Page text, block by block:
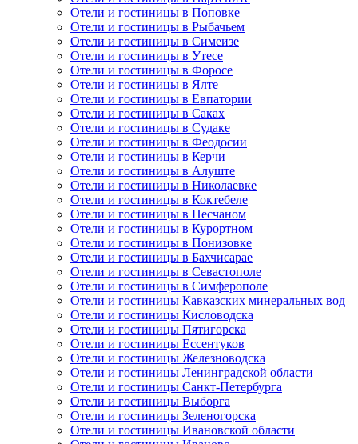
Отели и гостиницы в Поповке
Отели и гостиницы в Рыбачьем
Отели и гостиницы в Симеизе
Отели и гостиницы в Утесе
Отели и гостиницы в Форосе
Отели и гостиницы в Ялте
Отели и гостиницы в Евпатории
Отели и гостиницы в Саках
Отели и гостиницы в Судаке
Отели и гостиницы в Феодосии
Отели и гостиницы в Керчи
Отели и гостиницы в Алуште
Отели и гостиницы в Николаевке
Отели и гостиницы в Коктебеле
Отели и гостиницы в Песчаном
Отели и гостиницы в Курортном
Отели и гостиницы в Понизовке
Отели и гостиницы в Бахчисарае
Отели и гостиницы в Севастополе
Отели и гостиницы в Симферополе
Отели и гостиницы Кавказских минеральных вод
Отели и гостиницы Кисловодска
Отели и гостиницы Пятигорска
Отели и гостиницы Ессентуков
Отели и гостиницы Железноводска
Отели и гостиницы Ленинградской области
Отели и гостиницы Санкт-Петербурга
Отели и гостиницы Выборга
Отели и гостиницы Зеленогорска
Отели и гостиницы Ивановской области